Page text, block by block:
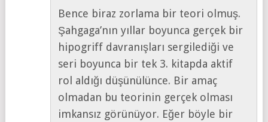
Bence biraz zorlama bir teori olmuş.
Şahgaga’nın yıllar boyunca gerçek bir
hipogriff davranışları sergilediği ve
seri boyunca bir tek 3. kitapda aktif
rol aldığı düşünülünce. Bir amaç
olmadan bu teorinin gerçek olması
imkansız görünüyor. Eğer böyle bir